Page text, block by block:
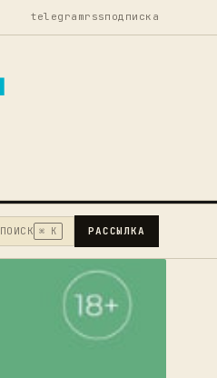
telegramrssподписка
ПОИСК ⌘ K РАССЫЛКА